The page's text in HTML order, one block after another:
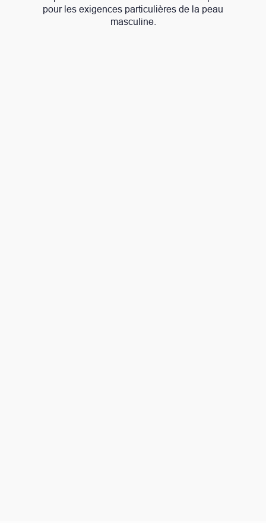
pour les exigences particulières de la peau
masculine.